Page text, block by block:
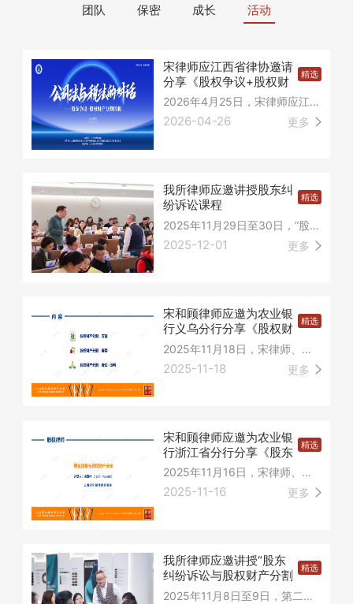
团队
保密
成长
活动
精选
宋律师应江西省律协邀请
分享《股权争议+股权财
产分割的税》
2026年4月25日，宋律师应江西省律师协会邀请，赴江西做《股权争议+股权财产分割的税》主题分享，与会律师百余人。
2026-04-26 更多
精选
我所律师应邀讲授股东纠
纷诉讼课程
2025年11月29日至30日，“股东纠纷诉讼技术与策略”第十七期实战训练营在上海顺利举行。
2025-12-01 更多
精选
宋和顾律师应邀为农业银
行义乌分行分享《股权财
产分割方案》
2025年11月18日，宋律师、顾律师应太平洋保险总部、中国农业银行浙江省分行与义乌市分行邀请，于义乌农行大厦分享《股权财产分割方案》。
2025-11-18 更多
精选
宋和顾律师应邀为农业银
行浙江省分行分享《股东
资格与股权财产安全》
2025年11月16日，宋律师、顾律师应太平洋保险总部与中国农业银行浙江省分行邀请，为200名全省各行的投资顾问分享《股东资格与股权财产安全》。太平洋保险总部及农行浙江分行领导一同参与分享。
2025-11-16 更多
精选
我所律师应邀讲授“股东
纠纷诉讼与股权财产分割
税收实务”课程
2025年11月8日至9日，第二期“股东纠纷诉讼与股权财产分割税收实务”课程在上海顺利举行。